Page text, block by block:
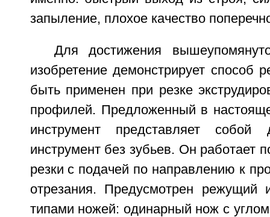
запыление, плохое качество
Для достижения
изобретение демонстрирует способ
быть применен при резке
профилей. Предложенный в
инструмент представляет собой
инструмент без зубьев. Он работает
резки с подачей по направлению к
отрезания. Предусмотрен режущий
типами ножей: одинарный нож с